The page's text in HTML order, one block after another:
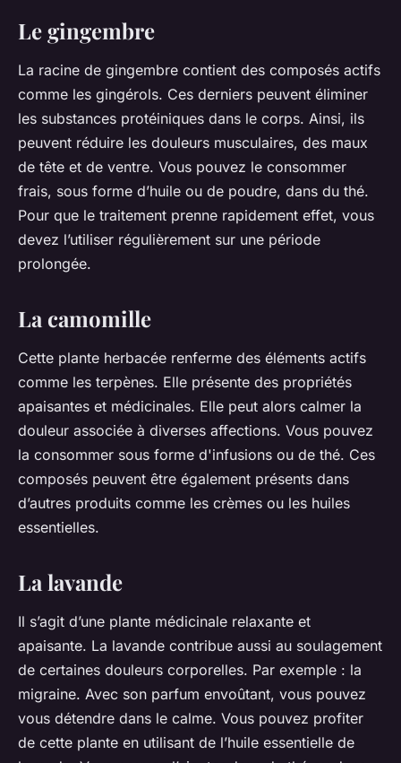
Le gingembre
La racine de gingembre contient des composés actifs
comme les gingérols. Ces derniers peuvent éliminer
les substances protéiniques dans le corps. Ainsi, ils
peuvent réduire les douleurs musculaires, des maux
de tête et de ventre. Vous pouvez le consommer
frais, sous forme d’huile ou de poudre, dans du thé.
Pour que le traitement prenne rapidement effet, vous
devez l’utiliser régulièrement sur une période
prolongée.
La camomille
Cette plante herbacée renferme des éléments actifs
comme les terpènes. Elle présente des propriétés
apaisantes et médicinales. Elle peut alors calmer la
douleur associée à diverses affections. Vous pouvez
la consommer sous forme d'infusions ou de thé. Ces
composés peuvent être également présents dans
d’autres produits comme les crèmes ou les huiles
essentielles.
La lavande
Il s’agit d’une plante médicinale relaxante et
apaisante. La lavande contribue aussi au soulagement
de certaines douleurs corporelles. Par exemple : la
migraine. Avec son parfum envoûtant, vous pouvez
vous détendre dans le calme. Vous pouvez profiter
de cette plante en utilisant de l’huile essentielle de